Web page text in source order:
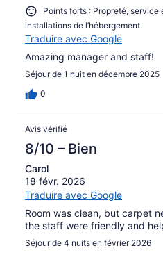
Points forts : Propreté,
installations de l’hébergement.
Traduire avec Google
Amazing manager and staff!
Séjour de 1 nuit en décembre 2025
0
Avis vérifié
8/10 – Bien
Carol
18 févr. 2026
Traduire avec Google
Room was clean, but carpet
the staff were friendly and
Séjour de 4 nuits en février 2026